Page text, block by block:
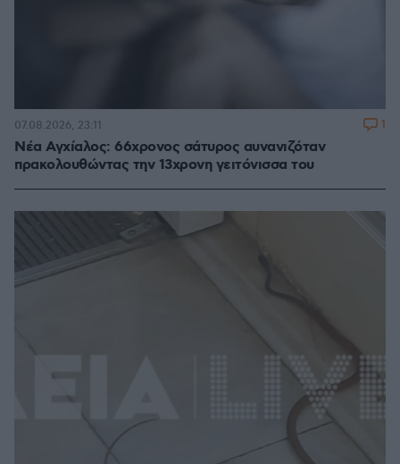
Νέα Αγχίαλος: 66χρονος σάτυρος αυνανιζόταν
πρακολουθώντας την 13χρονη γειτόνισσα του
07.08.2026, 23:11 1